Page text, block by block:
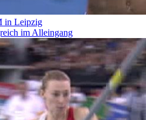
in Leipzig
im Alleingang